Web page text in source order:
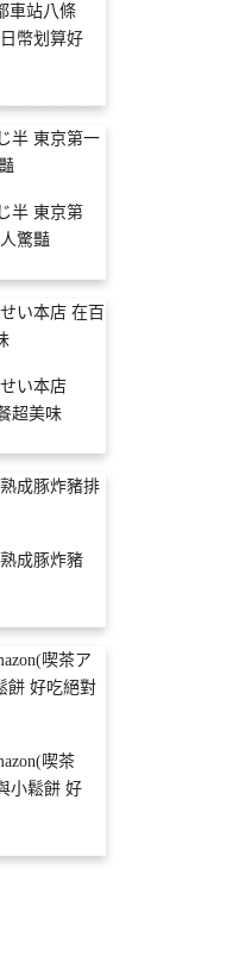
車站八條
幣划算好
半 東京第
驚豔
い本店
超美味
成豚炸豬
喫茶
小鬆餅 好